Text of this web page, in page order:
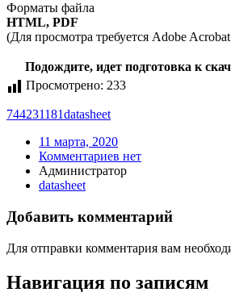
Форматы файла
HTML, PDF
(Для просмотра требуется Adobe
Подождите, идет подготовка к
Просмотрено: 233
744231181datasheet
11 марта, 2020
Комментариев нет
Администратор
datasheet
Добавить комментарий
Для отправки комментария вам
Навигация по записям